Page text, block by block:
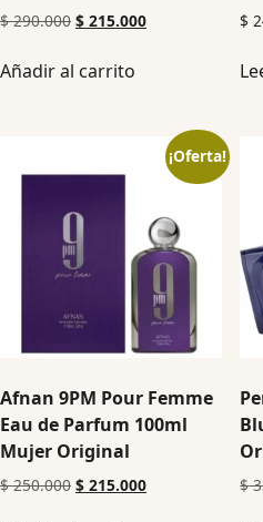
$290.000 $ 215.000
Añadir al carrito
$
¡Oferta!
Afnan 9PM Pour Femme
Eau de Parfum 100ml
Mujer Original
$250.000 $ 215.000 $